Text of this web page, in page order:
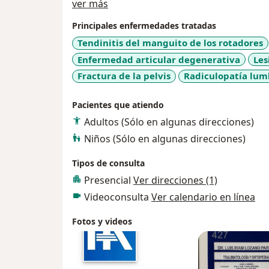
,tendones, ligamentos, cartílago); tanto en
Deportista amateur: Futbol, Beisbol y
La pandemia no nos detuvo y gracias a la
Osteoporosis en el Instituto de
Universidad de El Salvador (Argentina) y
Ademas realizamos satisfactoriamente el
Artroscopia (PNFA) de la Fundación
Lo antes mencionado es muestra de
como el manejo integral de la Enfermedad Articular tanto
Degenerativa.
De antemano Gracias por su tiempo de
gusto de conocerle y ayudarle con su
ver más
Principales enfermedades tratadas
Tendinitis del manguito de los rotadores
Enfermedad articular degenerativa
Fractura de la pelvis
Radiculopatía
Pacientes que atiendo
Adultos (Sólo en algunas direcciones)
Niños (Sólo en algunas direcciones)
Tipos de consulta
Presencial Ver direcciones (1)
Videoconsulta Ver calendario en línea
Fotos y videos